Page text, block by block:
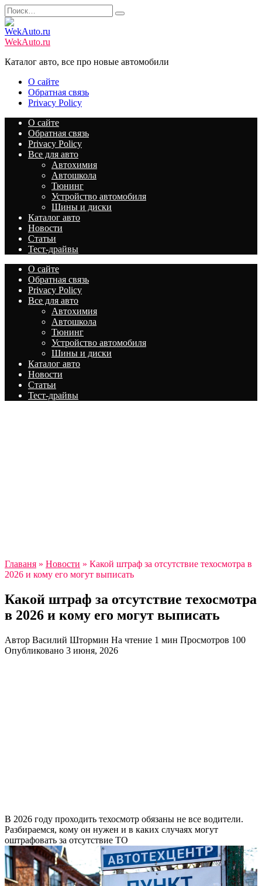
Перейти
к
содержанию
Search
for:
WekAuto.ru
Каталог авто, все про новые автомобили
О сайте
Обратная связь
Privacy Policy
О сайте
Обратная связь
Privacy Policy
Все для авто
Автохимия
Автошкола
Тюнинг
Устройство автомобиля
Шины и диски
Каталог авто
Новости
Статьи
Тест-драйвы
О сайте
Обратная связь
Privacy Policy
Все для авто
Автохимия
Автошкола
Тюнинг
Устройство автомобиля
Шины и диски
Каталог авто
Новости
Статьи
Тест-драйвы
Главаня » Новости » Какой штраф за отсутствие техосмотра в
2026 и кому его могут выписать
Какой штраф за отсутствие техосмотра
в 2026 и кому его могут выписать
Автор Василий Штормин На чтение 1 мин Просмотров 100
Опубликовано 3 июня, 2026
В 2026 году проходить техосмотр обязаны не все водители.
Разбираемся, кому он нужен и в каких случаях могут
оштрафовать за отсутствие ТО